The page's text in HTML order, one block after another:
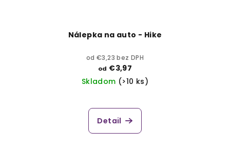
Nálepka na auto - Hike
od €3,23 bez DPH
od €3,97
Skladom (>10 ks)
Detail